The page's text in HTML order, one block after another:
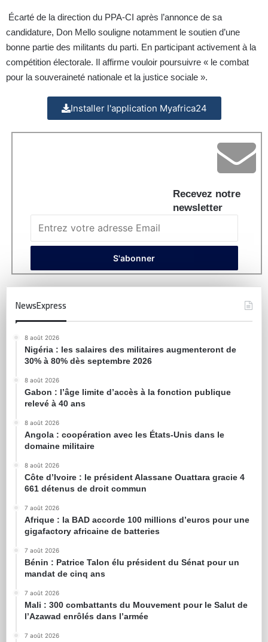
Écarté de la direction du PPA-CI après l’annonce de sa
candidature, Don Mello souligne notamment le soutien d’une
bonne partie des militants du parti. En participant activement à la
compétition électorale. Il affirme vouloir poursuivre « le combat
pour la souveraineté nationale et la justice sociale ».
Installer l'application Myafrica24
Recevez notre
newsletter
NewsExpress
8 août 2026
Nigéria : les salaires des militaires augmenteront de
30% à 80% dès septembre 2026
8 août 2026
Gabon : l’âge limite d’accès à la fonction publique
relevé à 40 ans
8 août 2026
Angola : coopération avec les États-Unis dans le
domaine militaire
8 août 2026
Côte d’Ivoire : le président Alassane Ouattara gracie 4
661 détenus de droit commun
7 août 2026
Afrique : la BAD accorde 100 millions d’euros pour une
gigafactory africaine de batteries
7 août 2026
Bénin : Patrice Talon élu président du Sénat pour un
mandat de cinq ans
7 août 2026
Mali : 300 combattants du Mouvement pour le Salut de
l’Azawad enrôlés dans l’armée
7 août 2026